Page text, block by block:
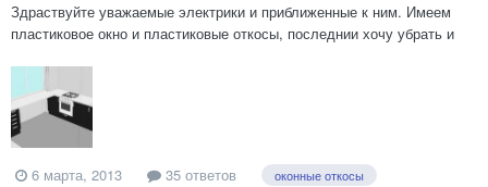
Здраствуйте уважаемые электрики и приближенные к ним. Имеем
пластиковое окно и пластиковые откосы, последнии хочу убрать и
1 еще не решил розетки с каждой стороны (т.е. 4/2 штуки) Вопрос
возможно ли это? Разрешено ли? Планир...
6 марта, 2013 35 ответов оконные откосы